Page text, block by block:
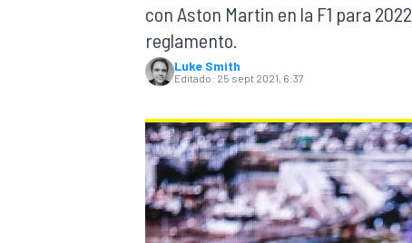
MOTOGP
con Aston Martin en la F1 para
reglamento.
Luke Smith
Editado: 25 sept 2021, 6:37